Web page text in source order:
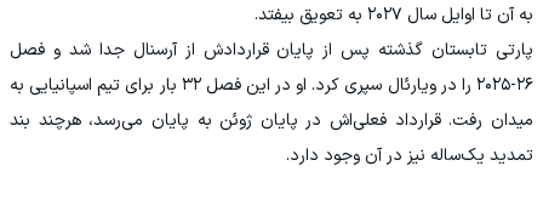
به آن تا اوایل سال ۲۰۲۷ به تعویق بیفتد.
پارتی تابستان گذشته پس از پایان قراردادش از آرسنال جدا شد و فصل
۲۶-۲۰۲۵ را در ویارئال سپری کرد. او در این فصل ۳۲ بار برای تیم اسپانیایی به
میدان رفت. قرارداد فعلی‌اش در پایان ژوئن به پایان می‌رسد، هرچند بند
تمدید یک‌ساله نیز در آن وجود دارد.